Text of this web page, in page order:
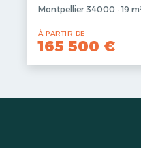
Montpellier 34000 · 19
À PARTIR DE
165 500 €